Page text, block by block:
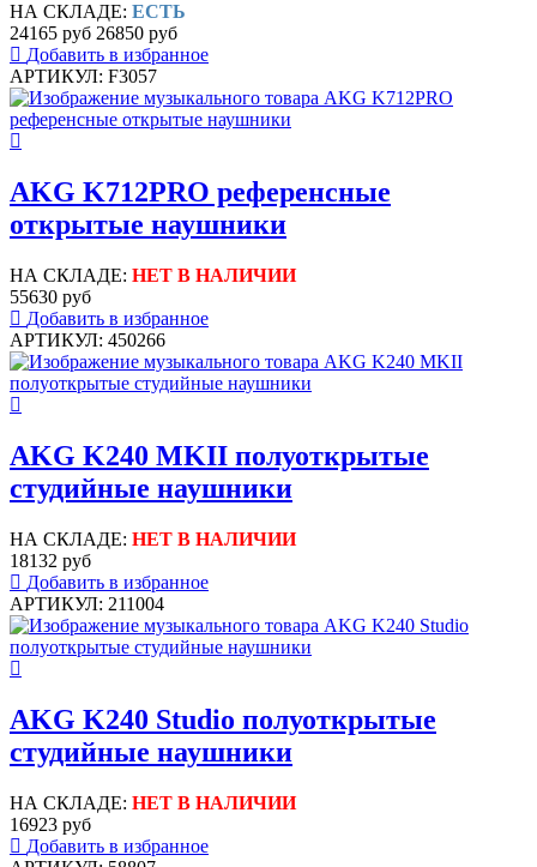
НА СКЛАДЕ: ЕСТЬ
24165 руб 26850 руб
Добавить в избранное
АРТИКУЛ: F3057
AKG K712PRO референсные
открытые наушники
НА СКЛАДЕ: НЕТ В НАЛИЧИИ
55630 руб
Добавить в избранное
АРТИКУЛ: 450266
AKG K240 MKII полуоткрытые
студийные наушники
НА СКЛАДЕ: НЕТ В НАЛИЧИИ
18132 руб
Добавить в избранное
АРТИКУЛ: 211004
AKG K240 Studio полуоткрытые
студийные наушники
НА СКЛАДЕ: НЕТ В НАЛИЧИИ
16923 руб
Добавить в избранное